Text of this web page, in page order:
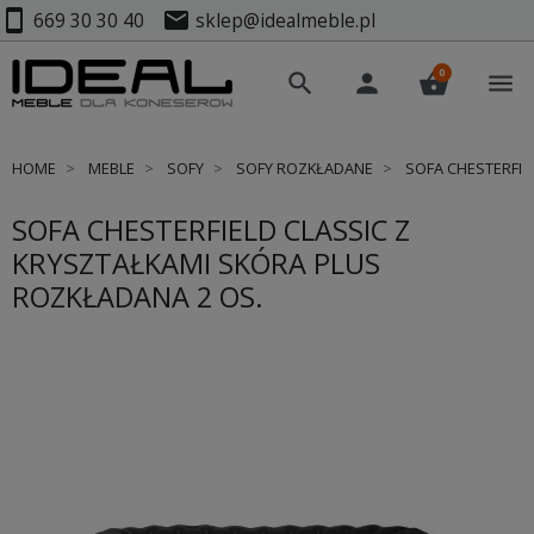
smartphone 669 30 30 40 mail sklep@idealmeble.pl
search person shopping_basket
0 menu
HOME MEBLE SOFY SOFY ROZKŁADANE SOFA
SOFA CHESTERFIELD CLASSIC Z
KRYSZTAŁKAMI SKÓRA PLUS
ROZKŁADANA 2 OS.